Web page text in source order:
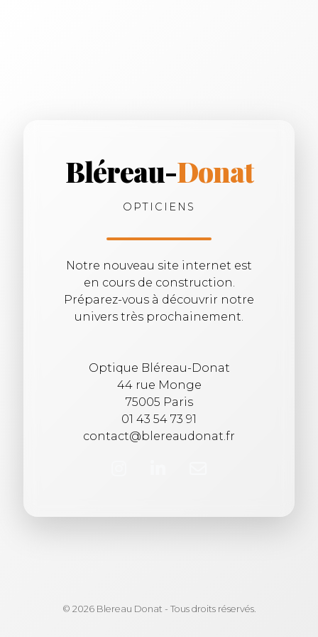
Bléreau-Donat
OPTICIENS
Notre nouveau site internet est
en cours de construction.
Préparez-vous à découvrir notre
univers très prochainement.
Optique Bléreau-Donat
44 rue Monge
75005 Paris
01 43 54 73 91
contact@blereaudonat.fr
© 2026 Blereau Donat - Tous droits réservés.